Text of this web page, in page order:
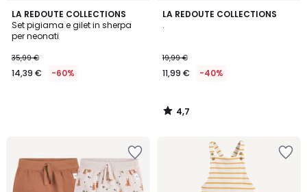
LA REDOUTE COLLECTIONS
Set pigiama e gilet in sherpa
per neonati
35,99 €
14,39 € -60%
LA REDOUTE COLLECTIONS
.
19,99 €
11,99 € -40%
4,7
4,7
/